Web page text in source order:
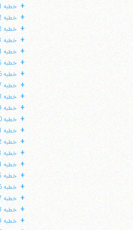
+ خطبه 31
+ خطبه 32 (درس 78)
+ خطبه 32 (درس 79)
+ خطبه 33 (درس 80)
+ خطبه 34 (درس 81)
+ خطبه 35
+ خطبه 36
+ خطبه 37
+ خطبه 38
+ خطبه 39
+ خطبه 40
+ خطبه 41
+ خطبه 42
+ خطبه 43
+ خطبه 44
+ خطبه 45
+ خطبه 46
+ خطبه 47
+ خطبه 48
+ خطبه 49 (درس 88)